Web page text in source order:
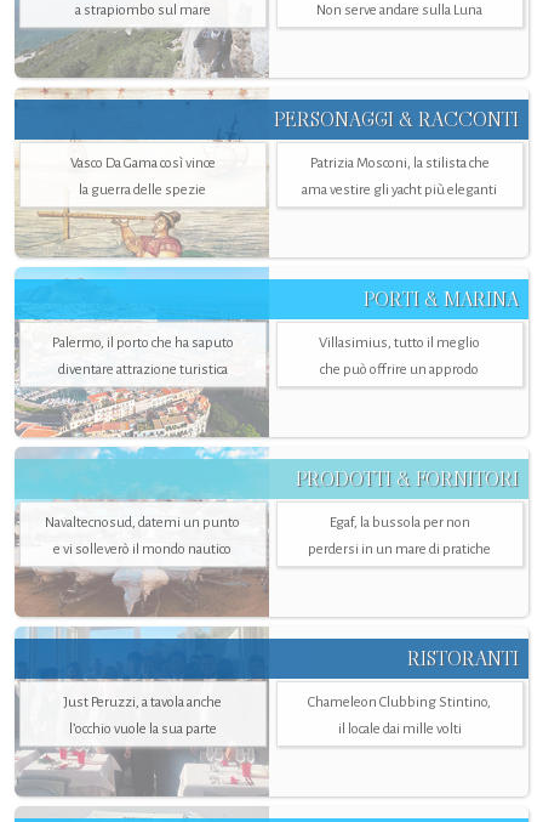
a strapiombo sul mare
Non serve andare sulla Luna
PERSONAGGI & RACCONTI
Vasco Da Gama così vince
la guerra delle spezie
Patrizia Mosconi, la stilista che
ama vestire gli yacht più eleganti
PORTI & MARINA
Palermo, il porto che ha saputo
diventare attrazione turistica
Villasimius, tutto il meglio
che può offrire un approdo
PRODOTTI & FORNITORI
Navaltecnosud, datemi un punto
e vi solleverò il mondo nautico
Egaf, la bussola per non
perdersi in un mare di pratiche
RISTORANTI
Just Peruzzi, a tavola anche
l’occhio vuole la sua parte
Chameleon Clubbing Stintino,
il locale dai mille volti